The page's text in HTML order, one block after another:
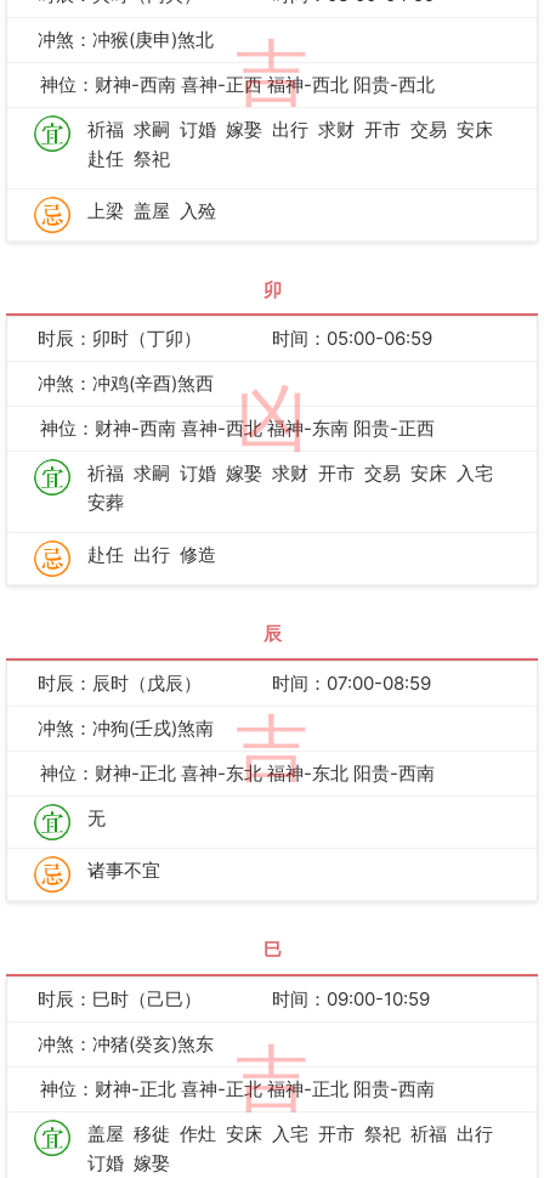
吉
冲煞：冲猴(庚申)煞北
神位：财神-西南 喜神-正西 福神-西北 阳贵-西北
祈福 求嗣 订婚 嫁娶 出行 求财 开市 交易 安床
赴任 祭祀
上梁 盖屋 入殓
卯
凶
时辰：卯时（丁卯）
时间：05:00-06:59
冲煞：冲鸡(辛酉)煞西
神位：财神-西南 喜神-西北 福神-东南 阳贵-正西
祈福 求嗣 订婚 嫁娶 求财 开市 交易 安床 入宅
安葬
赴任 出行 修造
辰
吉
时辰：辰时（戊辰）
时间：07:00-08:59
冲煞：冲狗(壬戌)煞南
神位：财神-正北 喜神-东北 福神-东北 阳贵-西南
无
诸事不宜
巳
吉
时辰：巳时（己巳）
时间：09:00-10:59
冲煞：冲猪(癸亥)煞东
神位：财神-正北 喜神-正北 福神-正北 阳贵-西南
盖屋 移徙 作灶 安床 入宅 开市 祭祀 祈福 出行
订婚 嫁娶